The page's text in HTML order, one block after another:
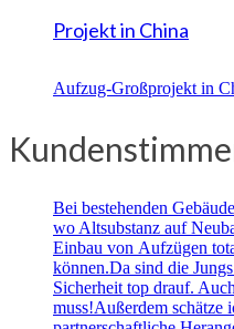
Projekt in China
Aufzug-Großprojekt in
Bei bestehenden
wo Altsubstanz auf
Einbau von Aufzügen
können.Da sind die
Sicherheit top drauf.
muss!Außerdem schätze